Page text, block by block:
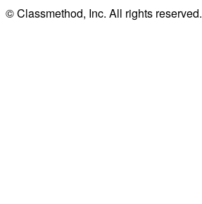
© Classmethod, Inc. All rights reserved.